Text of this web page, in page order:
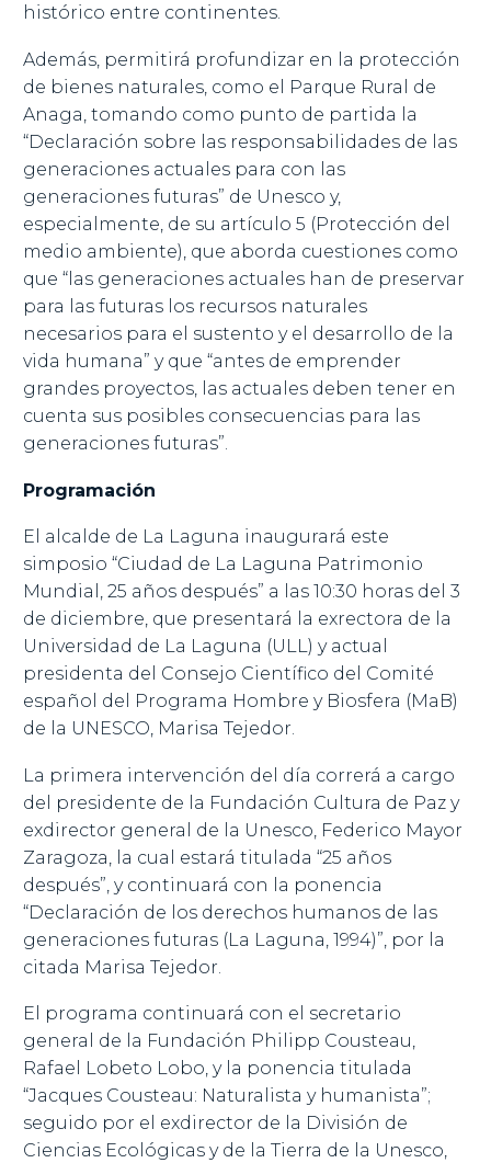
histórico entre continentes.
Además, permitirá profundizar en la protección
de bienes naturales, como el Parque Rural de
Anaga, tomando como punto de partida la
“Declaración sobre las responsabilidades de las
generaciones actuales para con las
generaciones futuras” de Unesco y,
especialmente, de su artículo 5 (Protección del
medio ambiente), que aborda cuestiones como
que “las generaciones actuales han de preservar
para las futuras los recursos naturales
necesarios para el sustento y el desarrollo de la
vida humana” y que “antes de emprender
grandes proyectos, las actuales deben tener en
cuenta sus posibles consecuencias para las
generaciones futuras”.
Programación
El alcalde de La Laguna inaugurará este
simposio “Ciudad de La Laguna Patrimonio
Mundial, 25 años después” a las 10:30 horas del 3
de diciembre, que presentará la exrectora de la
Universidad de La Laguna (ULL) y actual
presidenta del Consejo Científico del Comité
español del Programa Hombre y Biosfera (MaB)
de la UNESCO, Marisa Tejedor.
La primera intervención del día correrá a cargo
del presidente de la Fundación Cultura de Paz y
exdirector general de la Unesco, Federico Mayor
Zaragoza, la cual estará titulada “25 años
después”, y continuará con la ponencia
“Declaración de los derechos humanos de las
generaciones futuras (La Laguna, 1994)”, por la
citada Marisa Tejedor.
El programa continuará con el secretario
general de la Fundación Philipp Cousteau,
Rafael Lobeto Lobo, y la ponencia titulada
“Jacques Cousteau: Naturalista y humanista”;
seguido por el exdirector de la División de
Ciencias Ecológicas y de la Tierra de la Unesco,